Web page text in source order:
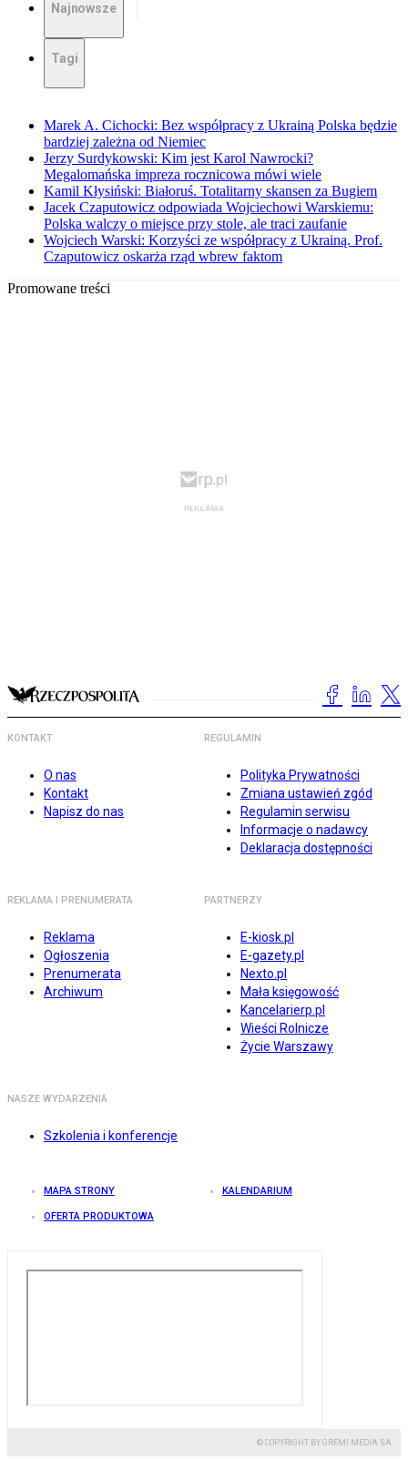
Najnowsze
Tagi
Marek A. Cichocki: Bez współpracy z Ukrainą Polska będzie
bardziej zależna od Niemiec
Jerzy Surdykowski: Kim jest Karol Nawrocki?
Megalomańska impreza rocznicowa mówi wiele
Kamil Kłysiński: Białoruś. Totalitarny skansen za Bugiem
Jacek Czaputowicz odpowiada Wojciechowi Warskiemu:
Polska walczy o miejsce przy stole, ale traci zaufanie
Wojciech Warski: Korzyści ze współpracy z Ukrainą. Prof.
Czaputowicz oskarża rząd wbrew faktom
Promowane treści
KONTAKT
O nas
Kontakt
Napisz do nas
REGULAMIN
Polityka Prywatności
Zmiana ustawień zgód
Regulamin serwisu
Informacje o nadawcy
Deklaracja dostępności
REKLAMA I PRENUMERATA
Reklama
Ogłoszenia
Prenumerata
Archiwum
PARTNERZY
E-kiosk.pl
E-gazety.pl
Nexto.pl
Mała księgowość
Kancelarierp.pl
Wieści Rolnicze
Życie Warszawy
NASZE WYDARZENIA
Szkolenia i konferencje
MAPA STRONY KALENDARIUM
OFERTA PRODUKTOWA
© COPYRIGHT BY GREMI MEDIA SA